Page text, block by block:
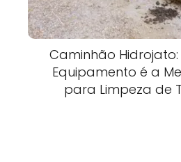
Caminhão Hidrojato:
Equipamento é a
para Limpeza de